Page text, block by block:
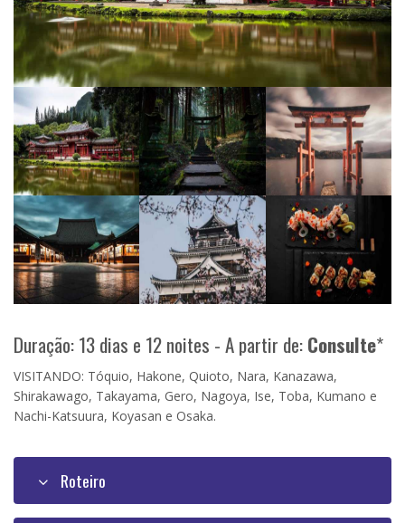
Duração: 13 dias e 12 noites - A partir de:Consulte*
VISITANDO: Tóquio, Hakone, Quioto, Nara, Kanazawa,
Shirakawago, Takayama, Gero, Nagoya, Ise, Toba, Kumano e
Nachi-Katsuura, Koyasan e Osaka.
Roteiro